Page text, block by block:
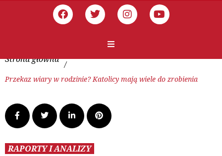
Strona główna /
Przekaz wiary w rodzinie? Katolicy mają wiele do zrobienia
RAPORTY I ANALIZY